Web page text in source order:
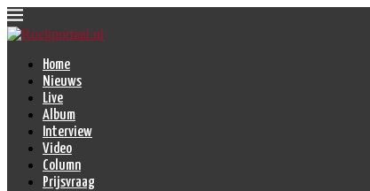
Home
Nieuws
Live
Album
Interview
Video
Column
Prijsvraag